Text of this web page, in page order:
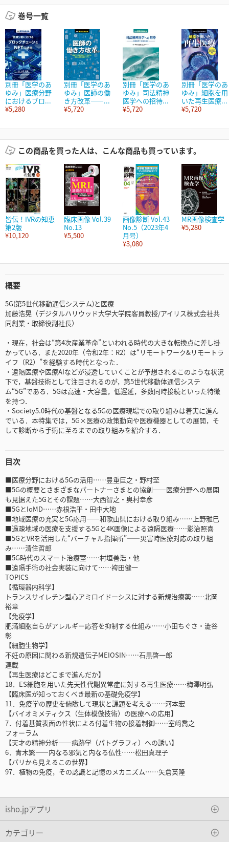
巻号一覧
別冊「医学のあ
ゆみ」医療分野
におけるブロ...
¥5,280
別冊「医学のあ
ゆみ」医師の働
き方改革――...
¥5,720
別冊「医学のあ
ゆみ」司法精神
医学への招待...
¥5,720
別冊「医学のあ
ゆみ」細胞を用
いた再生医療...
¥5,720
この商品を買った人は、こんな商品も買っています。
皆伝！IVRの知恵
第2版
¥10,120
臨床画像 Vol.39
No.13
¥5,500
画像診断 Vol.43
No.5（2023年4
月号）
¥3,080
MR画像検査学
¥5,280
概要
5G(第5世代移動通信システム)と医療
加藤浩晃（デジタルハリウッド大学大学院客員教授/アイリス株式会社共
同創業・取締役副社長）
・現在，社会は“第4次産業革命”といわれる時代の大きな転換点に差し掛
かっている．また2020年（令和2年：R2）は“リモートワーク&リモートラ
イフ（R2）”を経験する時代となった．
・遠隔医療や医療AIなどが浸透していくことが予想されるこのような状況
下で，基盤技術として注目されるのが，第5世代移動体通信システ
ム“5G”である．5Gは高速・大容量，低遅延，多数同時接続といった特徴
を持つ．
・Society5.0時代の基盤となる5Gの医療現場での取り組みは着実に進ん
でいる．本特集では，5G×医療の政策動向や医療機器としての展開，そ
して診断から手術に至るまでの取り組みを紹介する．
目次
■医療分野における5Gの活用……豊重巨之・野村至
■5Gの概要とさまざまなパートナーさまとの協創――医療分野への展開
も見据えた5Gとその課題……大西智之・奥村幸彦
■5GとIoMD……赤根浩平・田中大地
■地域医療の充実と5G応用――和歌山県における取り組み……上野雅巳
■過疎地域の医療を支援する5Gと4K画像による遠隔医療……影治照喜
■5GとVRを活用した“バーチャル指揮所”――災害時医療対応の取り組
み……清住哲郎
■5G時代のスマート治療室……村垣善浩・他
■遠隔手術の社会実装に向けて……袴田健一
TOPICS
【循環器内科学】
トランスサイレチン型心アミロイドーシスに対する新規治療薬……北岡
裕章
【免疫学】
肥満細胞自らがアレルギー応答を抑制する仕組み……小田ちぐさ・澁谷
彰
【細胞生物学】
不妊の原因に関わる新規遺伝子MEIOSIN……石黒啓一郎
連載
【再生医療はどこまで進んだか】
18．ES細胞を用いた先天性代謝異常症に対する再生医療……梅澤明弘
【臨床医が知っておくべき最新の基礎免疫学】
11．免疫学の歴史を俯瞰して現状と課題を考える……河本宏
【バイオミメティクス（生体模倣技術）の医療への応用】
7．付着基質表面の性状による付着生物の接着制御……室﨑喬之
フォーラム
【天才の精神分析――病跡学（パトグラフィ）への誘い】
6．青木繁――内なる邪気と内なる仏性……松田真理子
【パリから見えるこの世界】
97．植物の免疫，その認識と記憶のメカニズム……矢倉英隆
isho.jpアプリ
カテゴリー